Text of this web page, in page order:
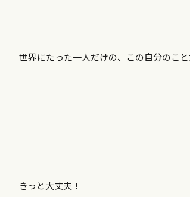
世界にたった一人だけの、この自分のこと
きっと大丈夫！